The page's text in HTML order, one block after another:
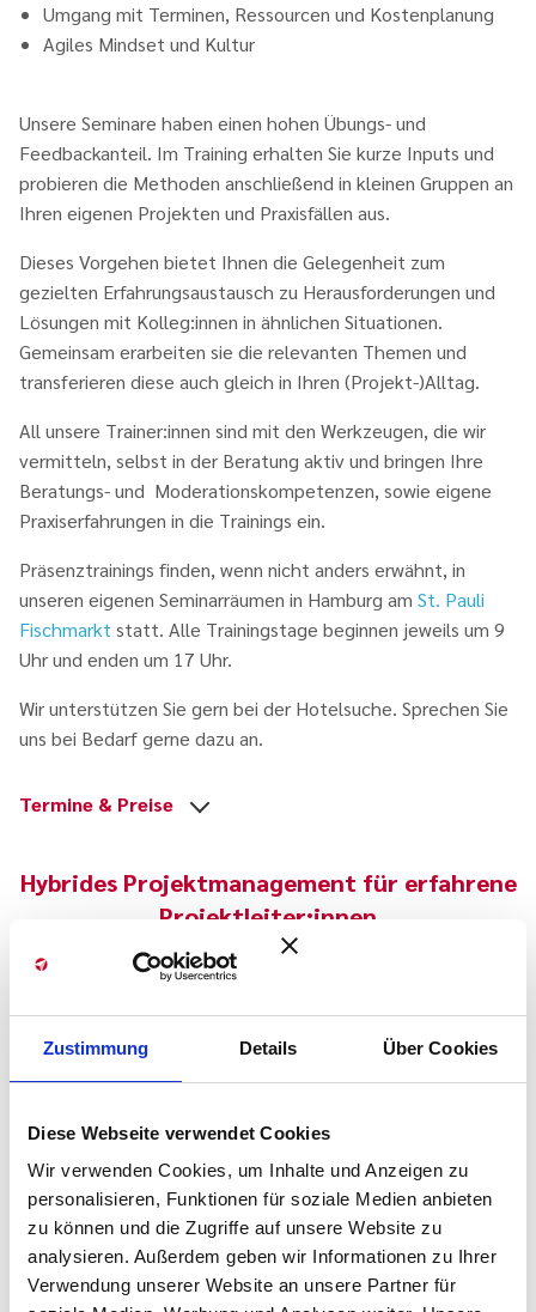
Zustimmung Details Über Cookies
Diese Webseite verwendet Cookies
Wir verwenden Cookies, um Inhalte und Anzeigen zu
personalisieren, Funktionen für soziale Medien anbieten
zu können und die Zugriffe auf unsere Website zu
analysieren. Außerdem geben wir Informationen zu Ihrer
Verwendung unserer Website an unsere Partner für
Umgang mit Terminen, Ressourcen und Kostenplanung
Agiles Mindset und Kultur
Unsere Seminare haben einen hohen Übungs- und
Feedbackanteil. Im Training erhalten Sie kurze Inputs und
probieren die Methoden anschließend in kleinen Gruppen an
Ihren eigenen Projekten und Praxisfällen aus.
Dieses Vorgehen bietet Ihnen die Gelegenheit zum
gezielten Erfahrungsaustausch zu Herausforderungen und
Lösungen mit Kolleg:innen in ähnlichen Situationen.
Gemeinsam erarbeiten sie die relevanten Themen und
transferieren diese auch gleich in Ihren (Projekt-)Alltag.
All unsere Trainer:innen sind mit den Werkzeugen, die wir
vermitteln, selbst in der Beratung aktiv und bringen Ihre
Beratungs- und Moderationskompetenzen, sowie eigene
Praxiserfahrungen in die Trainings ein.
Präsenztrainings finden, wenn nicht anders erwähnt, in
unseren eigenen Seminarräumen in Hamburg am St. Pauli
Fischmarkt statt. Alle Trainingstage beginnen jeweils um 9
Uhr und enden um 17 Uhr.
Wir unterstützen Sie gern bei der Hotelsuche. Sprechen Sie
uns bei Bedarf gerne dazu an.
Termine & Preise
Hybrides Projektmanagement für erfahrene
Projektleiter:innen
Wir freuen uns, Sie bei unserem Trainingsmodul begrüßen zu
Vorname
Nachname